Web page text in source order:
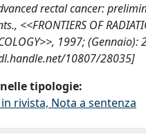
rectal cancer:
<<FRONTIERS OF
1997; (Gennaio):
10807/28035]
tipologie:
rivista, Nota a sentenza